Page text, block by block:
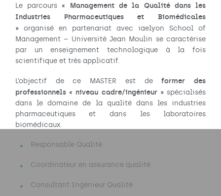
Le parcours « Management de la Qualité dans les
Industries Pharmaceutiques et Biomédicales
»organisé en partenariat avec iaelyon School of
Management – Université Jean Moulin se caractérise
par un enseignement technologique à la fois
scientifique et très applicatif.
L’objectif de ce MASTER est deformer des
professionnels « niveau cadre/ingénieur »spécialisés
dans le domaine de la qualité dans les industries
pharmaceutiques et dans les laboratoires
biomédicaux.
Responsable Qualité
Coordinateur en assurance qualité
Consultant Ingénieur Qualité